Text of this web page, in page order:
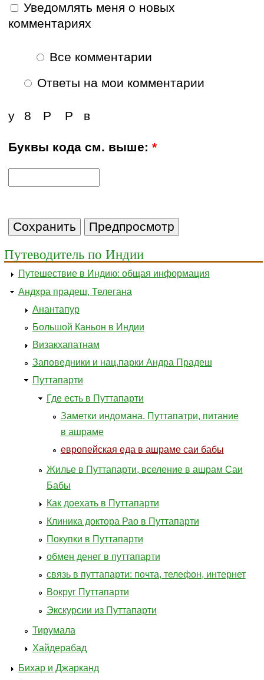
Уведомлять меня о новых
комментариях
Все комментарии
Ответы на мои комментарии
в
Р
у Р
8
Буквы кода см. выше:*
Путеводитель по Индии
Путешествие в Индию: общая информация
Андхра прадеш, Телегана
Анантапур
Большой Каньон в Индии
Визакхапатнам
Заповедники и нац.парки Андра Прадеш
Путтапарти
Где есть в Путтапарти
Заметки индомана. Путтапатри, питание
в ашраме
европейская еда в ашраме саи бабы
Жилье в Путтапарти, вселение в ашрам Саи
Бабы
Как доехать в Путтапарти
Клиника доктора Рао в Путтапарти
Покупки в Путтапарти
обмен денег в путтапарти
связь в путтапарти: почта, телефон, интернет
Вокруг Путтапарти
Экскурсии из Путтапарти
Тирумала
Хайдерабад
Бихар и Джарканд